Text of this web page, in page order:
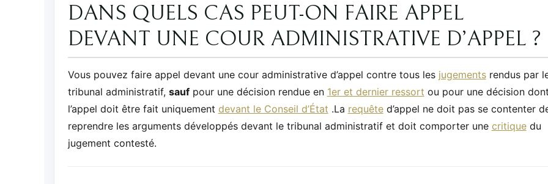
DANS QUELS CAS PEUT-ON FAIRE APPEL
DEVANT UNE COUR ADMINISTRATIVE D’APPEL ?
Vous pouvez faire appel devant une cour administrative d’appel contre tous les jugementsrendus par
tribunal administratif, saufpour une décision rendue en 1er et dernier ressort ou pour une décision
l’appel doit être fait uniquement devant le Conseil d’État .La requêted’appel ne doit pas se contenter
reprendre les arguments développés devant le tribunal administratif et doit comporter une critiquedu
jugement contesté.